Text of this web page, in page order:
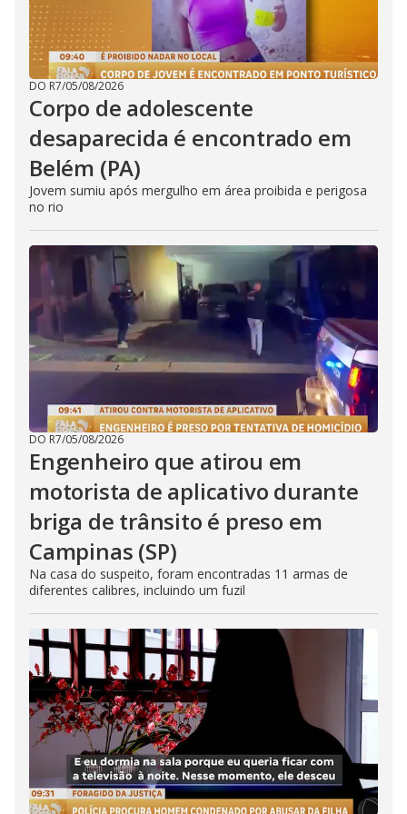
DO R7/05/08/2026
Corpo de adolescente
desaparecida é encontrado em
Belém (PA)
Jovem sumiu após mergulho em área proibida e perigosa
no rio
DO R7/05/08/2026
Engenheiro que atirou em
motorista de aplicativo durante
briga de trânsito é preso em
Campinas (SP)
Na casa do suspeito, foram encontradas 11 armas de
diferentes calibres, incluindo um fuzil